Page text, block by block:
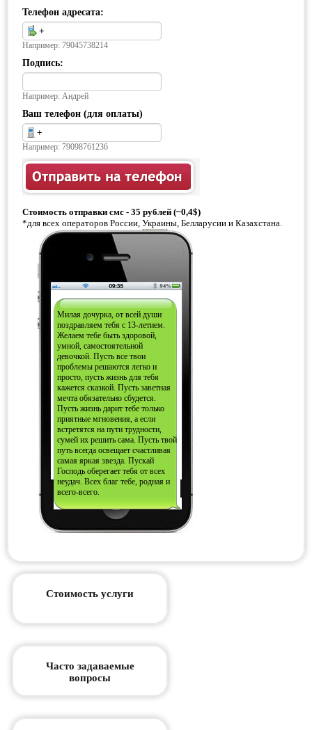
Телефон адресата:
Например: 79045738214
Подпись:
Например: Андрей
Ваш телефон (для оплаты)
Например: 79098761236
Стоимость отправки смс - 35 рублей (~0,4$)
*для всех операторов России, Украины, Белларусии и Казахстана.
Милая дочурка, от всей души
поздравляем тебя с 13-летием.
Желаем тебе быть здоровой,
умной, самостоятельной
девочкой. Пусть все твои
проблемы решаются легко и
просто, пусть жизнь для тебя
кажется сказкой. Пусть заветная
мечта обязательно сбудется.
Пусть жизнь дарит тебе только
приятные мгновения, а если
встретятся на пути трудности,
сумей их решить сама. Пусть твой
путь всегда освещает счастливая
самая яркая звезда. Пускай
Господь оберегает тебя от всех
неудач. Всех благ тебе, родная и
всего-всего.
Стоимость услуги
Часто задаваемые
вопросы